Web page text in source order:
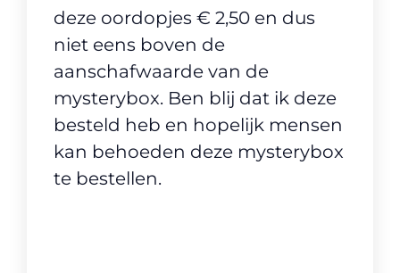
deze oordopjes € 2,50 en dus
niet eens boven de
aanschafwaarde van de
mysterybox. Ben blij dat ik deze
besteld heb en hopelijk mensen
kan behoeden deze mysterybox
te bestellen.